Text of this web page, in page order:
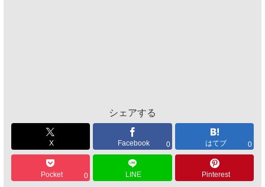
シェアする
X Facebook 0 はてブ 0
Pocket 0 LINE Pinterest